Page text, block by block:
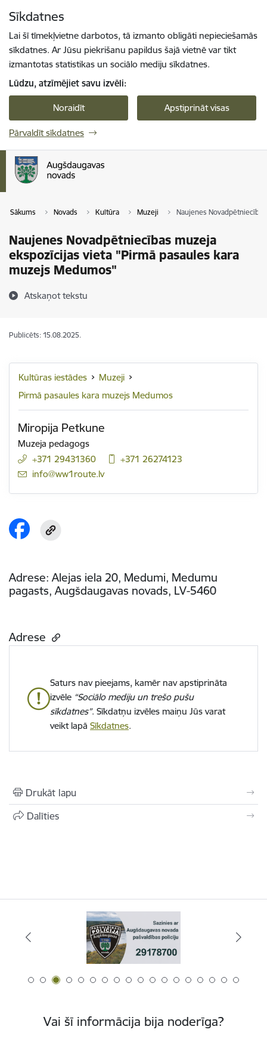
Sīkdatnes
Lai šī tīmekļvietne darbotos, tā izmanto obligāti nepieciešamās
sīkdatnes. Ar Jūsu piekrišanu papildus šajā vietnē var tikt
izmantotas statistikas un sociālo mediju sīkdatnes.
Lūdzu, atzīmējiet savu izvēli:
Noraidīt Apstiprināt visas
Pārvaldīt sīkdatnes
Sākums Novads Kultūra Muzeji Naujenes
Naujenes Novadpētniecības muzeja
ekspozīcijas vieta "Pirmā pasaules kara
muzejs Medumos"
Atskaņot tekstu
Publicēts: 15.08.2025.
Kultūras iestādes
Muzeji
Pirmā pasaules kara muzejs Medumos
Miropija Petkune
Muzeja pedagogs
+371 29431360
+371 26274123
E-pasts:
info@ww1route.lv
Adrese: Alejas iela 20, Medumi, Medumu
pagasts, Augšdaugavas novads, LV-5460
Adrese
Saturs nav pieejams, kamēr nav apstiprināta
izvēle “Sociālo mediju un trešo pušu
sīkdatnes”. Sīkdatņu izvēles maiņu Jūs varat
veikt lapā Sīkdatnes.
Drukāt lapu
Dalīties
Vai šī informācija bija noderīga?